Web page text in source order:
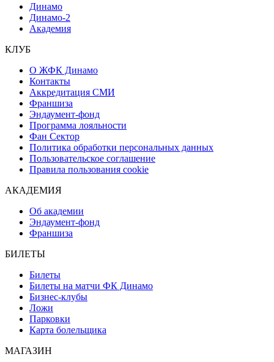
Динамо
Динамо-2
Академия
КЛУБ
О ЖФК Динамо
Контакты
Аккредитация СМИ
Франшиза
Эндаумент-фонд
Программа лояльности
Фан Сектор
Политика обработки персональных данных
Пользовательское соглашение
Правила пользования cookie
АКАДЕМИЯ
Об академии
Эндаумент-фонд
Франшиза
БИЛЕТЫ
Билеты
Билеты на матчи ФК Динамо
Бизнес-клубы
Ложи
Парковки
Карта болельщика
МАГАЗИН